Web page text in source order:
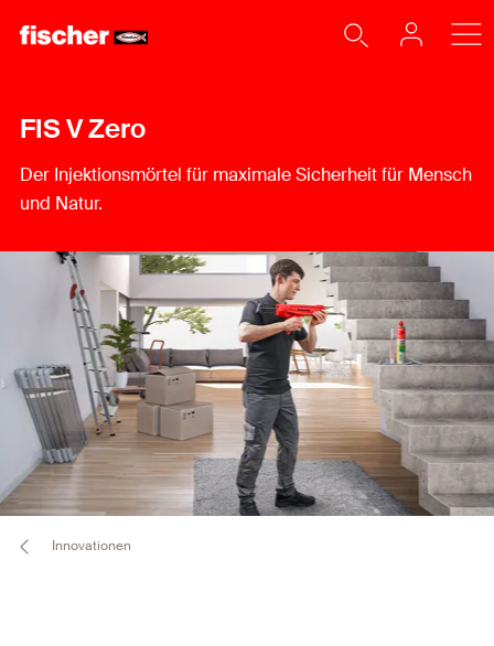
FIS V Zero
Der Injektionsmörtel für maximale Sicherheit für Mensch
und Natur.
Innovationen